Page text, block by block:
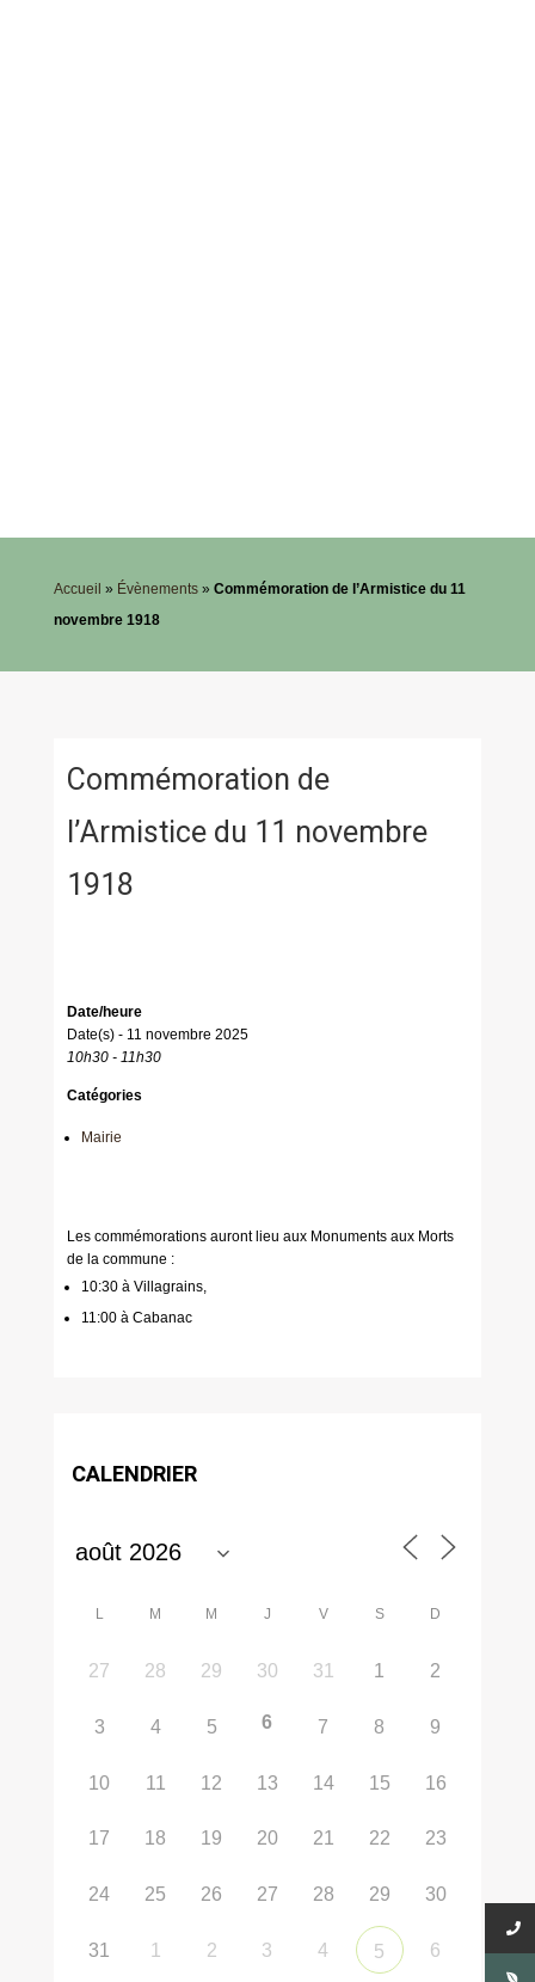
Accueil » Évènements» Commémoration de l’Armistice du 11
novembre 1918
Commémoration de
l’Armistice du 11 novembre
1918
Date/heure
Date(s) - 11 novembre 2025
10h30 - 11h30
Catégories
Mairie
Les commémorations auront lieu aux Monuments aux Morts
de la commune :
10:30 à Villagrains,
11:00 à Cabanac
CALENDRIER
L M M J V S D
27 28 29 30 31 1 2
3 4 5 6 7 8 9
10 11 12 13 14 15 16
17 18 19 20 21 22 23
24 25 26 27 28 29 30
31 1 2 3 4 5 6